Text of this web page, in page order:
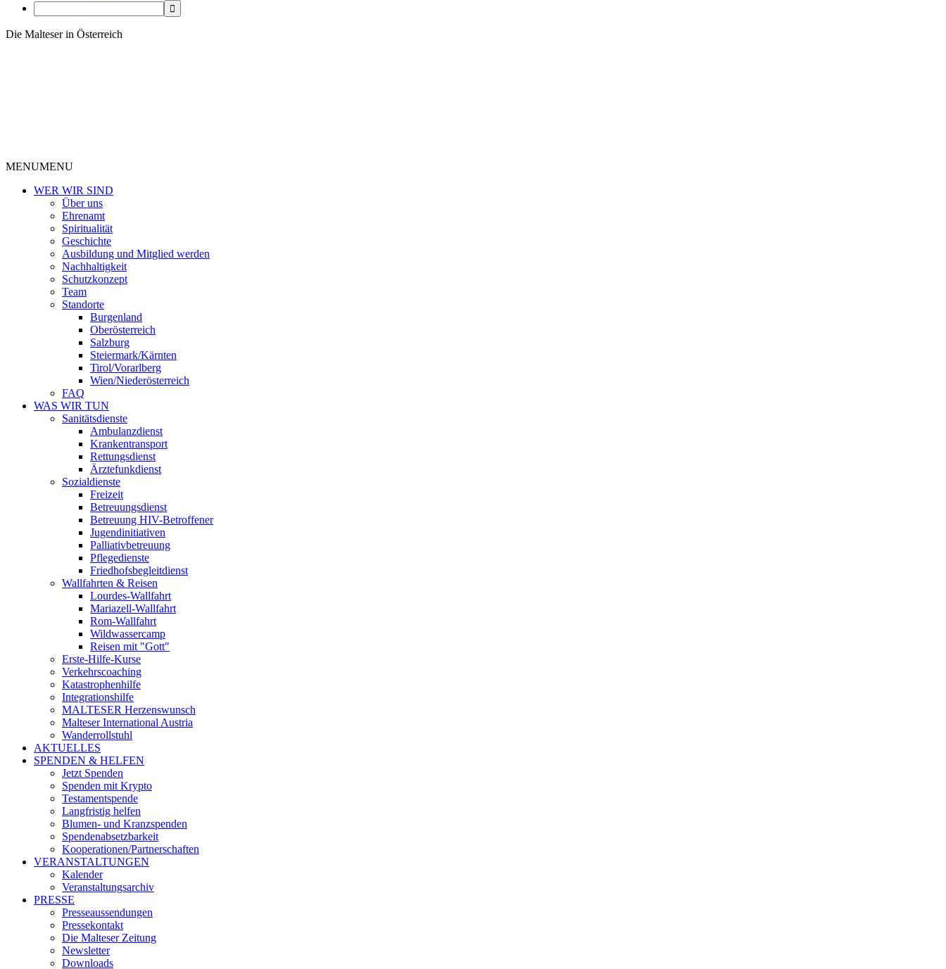
Die Malteser in Österreich
MENUMENU
WER WIR SIND
Über uns
Ehrenamt
Spiritualität
Geschichte
Ausbildung und Mitglied werden
Nachhaltigkeit
Schutzkonzept
Team
Standorte
Burgenland
Oberösterreich
Salzburg
Steiermark/Kärnten
Tirol/Vorarlberg
Wien/Niederösterreich
FAQ
WAS WIR TUN
Sanitätsdienste
Ambulanzdienst
Krankentransport
Rettungsdienst
Ärztefunkdienst
Sozialdienste
Freizeit
Betreuungsdienst
Betreuung HIV-Betroffener
Jugendinitiativen
Palliativbetreuung
Pflegedienste
Friedhofsbegleitdienst
Wallfahrten & Reisen
Lourdes-Wallfahrt
Mariazell-Wallfahrt
Rom-Wallfahrt
Wildwassercamp
Reisen mit "Gott"
Erste-Hilfe-Kurse
Verkehrscoaching
Katastrophenhilfe
Integrationshilfe
MALTESER Herzenswunsch
Malteser International Austria
Wanderrollstuhl
AKTUELLES
SPENDEN & HELFEN
Jetzt Spenden
Spenden mit Krypto
Testamentspende
Langfristig helfen
Blumen- und Kranzspenden
Spendenabsetzbarkeit
Kooperationen/Partnerschaften
VERANSTALTUNGEN
Kalender
Veranstaltungsarchiv
PRESSE
Presseaussendungen
Pressekontakt
Die Malteser Zeitung
Newsletter
Downloads